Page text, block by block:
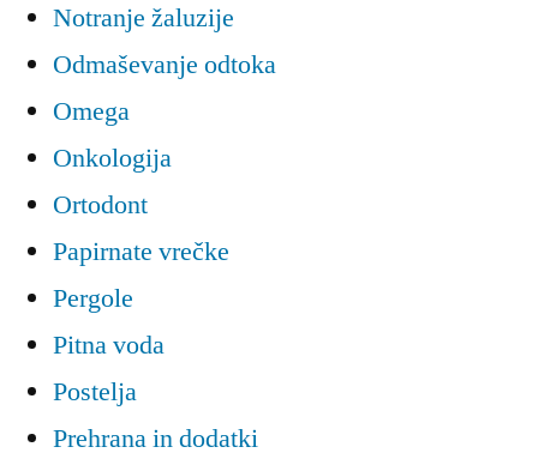
Notranje žaluzije
Odmaševanje odtoka
Omega
Onkologija
Ortodont
Papirnate vrečke
Pergole
Pitna voda
Postelja
Prehrana in dodatki